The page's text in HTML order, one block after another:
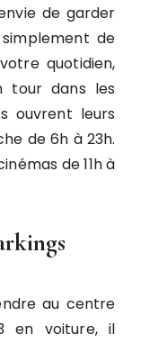
de garder
de
quotidien,
tour dans les
ouvrent leurs
de 6h à 23h.
de 11h à
au centre
en voiture, il